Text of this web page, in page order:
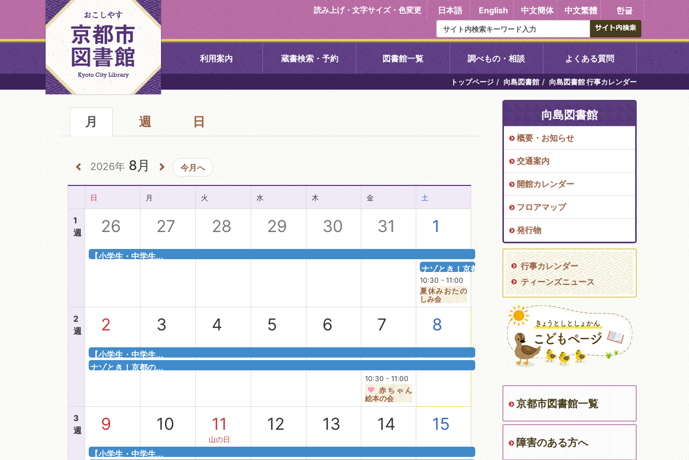
読み上げ・文字サイズ・色変更 日本語 English 中文簡体 中文繁體 한글
利用案内 蔵書検索・予約 図書館一覧
中央図書館 右京中央図書館 伏見中央図書館 醍醐中央図書館
北図書館 東山図書館
吉祥院図書館
久世ふれあいセンター図
書館
向島図書館
醍醐図書館 久我のもり図書館
こどもみらい館子育て図
コミュニティプラザ深草
図書館
移動図書館
調べもの・相談 よくある質問
トップページ 向島図書館 向島図書館 行事カレンダー
月 週 日
2026年 8月 今月へ
日 月 火 水 木 金 土
1
週
26
【小学生・中学生...
27 28 29 30 31 1
ナゾとき！京都の...
10:30 - 11:00
夏休みおたの
しみ会
2
週
2
【小学生・中学生...
ナゾとき！京都の...
3 4 5 6 7
10:30 - 11:00
赤ちゃん
絵本の会
8
3
週
9
【小学生・中学生...
10 11
山の日
12 13 14 15
向島図書館
概要・お知らせ
交通案内
開館カレンダー
フロアマップ
発行物
行事カレンダー
ティーンズニュース
京都市図書館一覧
障害のある方へ